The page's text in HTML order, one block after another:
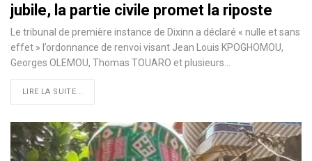
jubile, la partie civile promet la riposte
Le tribunal de première instance de Dixinn a déclaré « nulle et sans
effet » l’ordonnance de renvoi visant Jean Louis KPOGHOMOU,
Georges OLEMOU, Thomas TOUARO et plusieurs…
LIRE LA SUITE...